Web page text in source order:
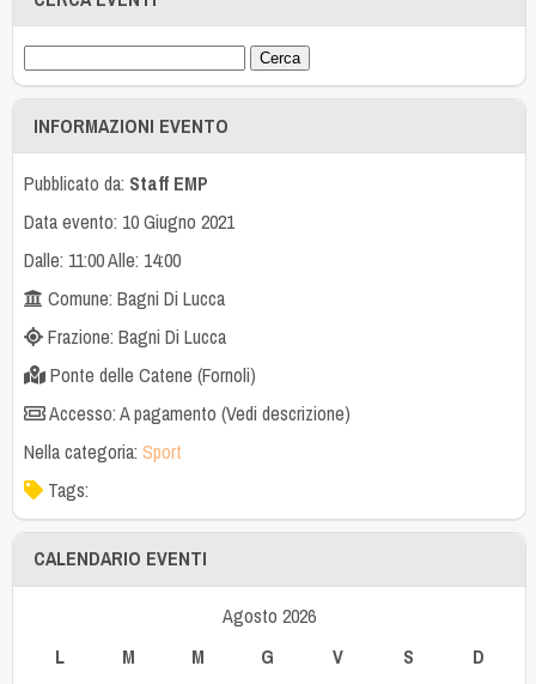
INFORMAZIONI EVENTO
Pubblicato da: Staff EMP
Data evento: 10 Giugno 2021
Dalle: 11:00 Alle: 14:00
Comune: Bagni Di Lucca
Frazione: Bagni Di Lucca
Ponte delle Catene (Fornoli)
Accesso: A pagamento (Vedi descrizione)
Nella categoria: Sport
Tags:
CALENDARIO EVENTI
Agosto 2026
L
M M G V S D